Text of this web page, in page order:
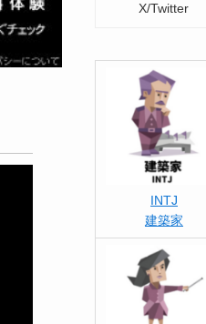
X/Twitter
INTJ
建築家